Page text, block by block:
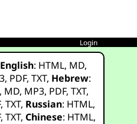
Login
English: HTML, MD,
, PDF,TXT, Hebrew:
, MD, MP3, PDF,TXT,
,TXT, Russian: HTML,
,TXT,Chinese: HTML,